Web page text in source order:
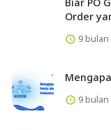
Order
9
9